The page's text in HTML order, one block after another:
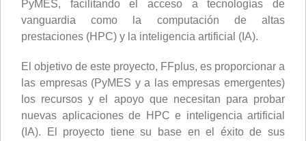
PyMES, facilitando el acceso a tecnologías de
vanguardia como la computación de altas
prestaciones (HPC) y la inteligencia artificial (IA).
El objetivo de este proyecto, FFplus, es proporcionar a
las empresas (PyMES y a las empresas emergentes)
los recursos y el apoyo que necesitan para probar
nuevas aplicaciones de HPC e inteligencia artificial
(IA). El proyecto tiene su base en el éxito de sus